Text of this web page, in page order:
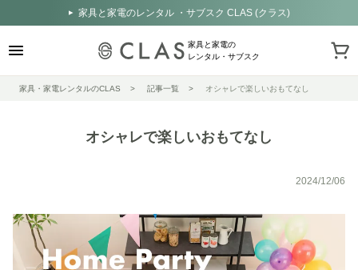
家具と家電のレンタル ・サブスク CLAS (クラス)
家具と家電の
レンタル・サブスク
家具・家電レンタルのCLAS 記事一覧 オシャレで楽しいおもてなし
オシャレで楽しいおもてなし
2024/12/06